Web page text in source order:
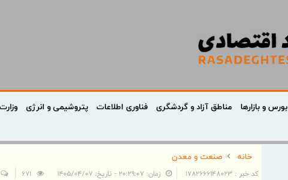
بورس و بازارها مناطق آزاد و گردشگری فناوری اطلاعات پتروشیمی و انرژی
خانه
صنعت و معدن
کد خبر : 1782666148023 زمان: ۲۰:۲۹:۰۷ - تاریخ: ۱۴۰۵/۰۴/۰۷ 671